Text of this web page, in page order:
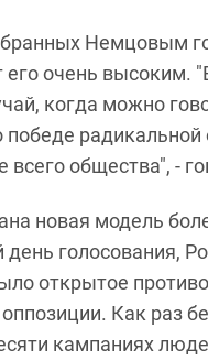
Немцовым
его очень
когда можно
победе
общества", -
новая модель
голосования,
открытое
Как раз
кампаниях